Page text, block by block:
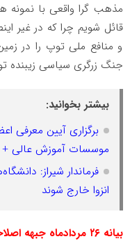
مذهب گرا واقعی با
قائل شویم چرا که در غیر
و منافع ملی توپ را در
جنگ زرگری سیاسی
بیشتر بخوانید:
برگزاری آیین معرفی
موسسات آموزش عالی +
فرماندار شیراز:
انزوا خارج شوند
بیانه ۲۶ مردادماه جبهه اصلاحات